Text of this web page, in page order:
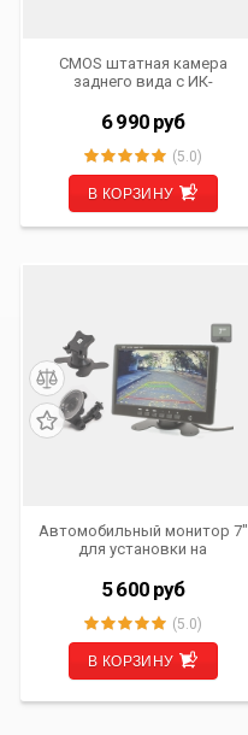
CMOS штатная камера
заднего вида с ИК-
AVS325CPR (#178) для
RENAULT TRAFIC (X82) (2014-
2016), OPEL VIVARO B
(2014-...)
6 990 руб
(5.0)
В КОРЗИНУ
Автомобильный монитор 7"
для установки на
AVS0704BM
5 600 руб
(5.0)
В КОРЗИНУ